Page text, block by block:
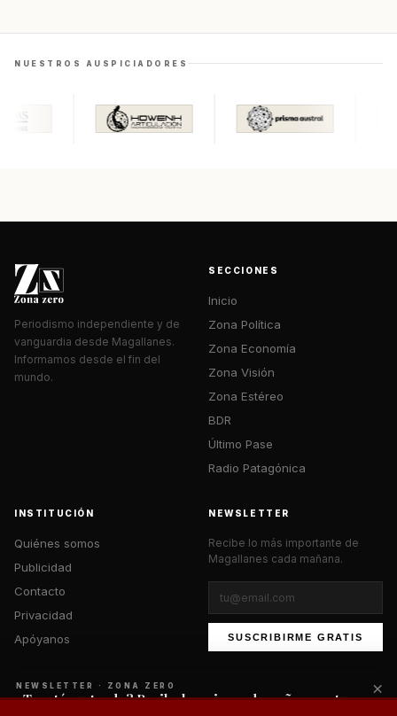
NUESTROS AUSPICIADORES
Periodismo independiente y de
vanguardia desde Magallanes.
Informamos desde el fin del
mundo.
SECCIONES
Inicio
Zona Política
Zona Economía
Zona Visión
Zona Estéreo
BDR
Último Pase
Radio Patagónica
INSTITUCIÓN
Quiénes somos
Publicidad
Contacto
Privacidad
Apóyanos
NEWSLETTER
Recibe lo más importante de
Magallanes cada mañana.
SUSCRIBIRME GRATIS
NEWSLETTER · ZONA ZERO
¿Te está gustando? Recibe lo mejor cada mañana en tu
×